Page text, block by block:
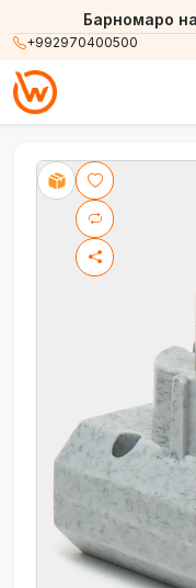
+992970400500
Барномаро